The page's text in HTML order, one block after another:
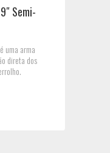
Semi-
uma arma
direta dos